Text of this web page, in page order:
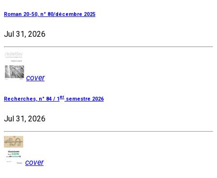
Roman 20-50, n° 80/décembre 2025
Jul 31, 2026
cover
Recherches, n° 84 / 1er semestre 2026
Jul 31, 2026
cover